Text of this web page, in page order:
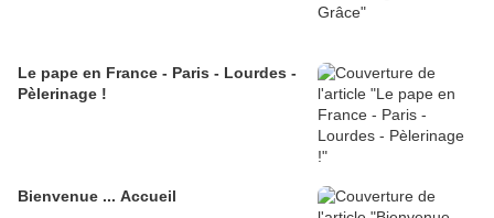
Le pape en France - Paris - Lourdes -
Pèlerinage !
Bienvenue ... Accueil